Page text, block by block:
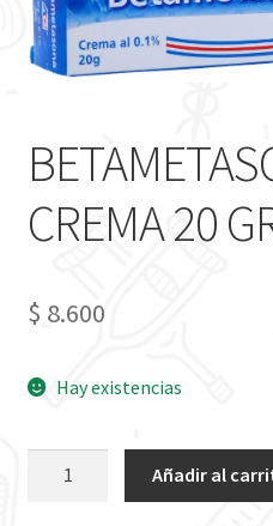
CREMA 20
$ 8.600
Hay existencias
Añadir al